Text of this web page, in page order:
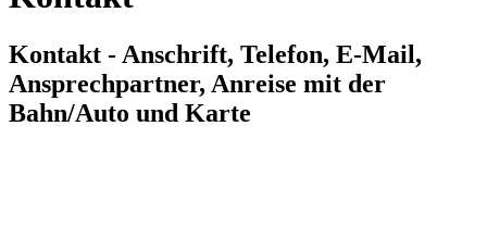
Kontakt - Anschrift, Telefon, E-Mail,
Ansprechpartner, Anreise mit der
Bahn/Auto und Karte